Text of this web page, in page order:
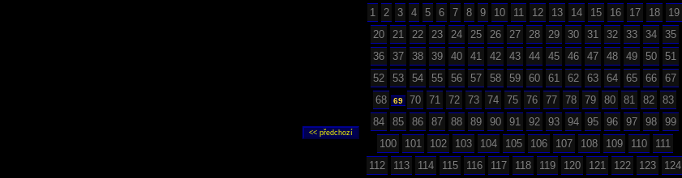
1 2 3 4 5 6 7 8 9 10 11 12 13 14 15 16 17 18
19
20
21 22 23 24 25 26 27 28 29 30 31 32 33 34
35
36
37 38 39 40 41 42 43 44 45 46 47 48 49 50
51
52
53 54 55 56 57 58 59 60 61 62 63 64 65 66
67
68
69 70 71 72 73 74 75 76 77 78 79 80 81 82
83
84
85 86 87 88 89 90 91 92 93 94 95 96 97 98
99
100
101 102 103 104 105 106 107 108 109 110
111
112
113 114 115 116 117 118 119 120 121 122 123 124